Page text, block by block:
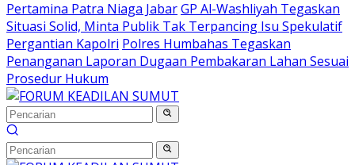
Pertamina Patra Niaga JabarGP Al-Washliyah Tegaskan
Situasi Solid, Minta Publik Tak Terpancing Isu Spekulatif
Pergantian Kapolri Polres Humbahas Tegaskan
Penanganan Laporan Dugaan Pembakaran Lahan Sesuai
Prosedur Hukum